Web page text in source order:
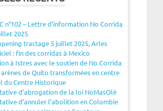
n°102 – Lettre d’information No Corrida
2025
tractage 5 juillet 2025, Arles
: fin des corridas à Mexico
à Istres avec le soutien de No Corrida
arènes de Quito transformées en centre
du Centre Historique
d’abrogation de la loi NoMasOlé
d’annuler l’abolition en Colombie